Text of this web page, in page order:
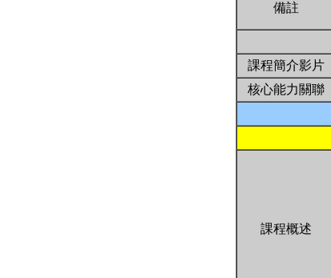
備註
課程簡介影片
核心能力關聯
課程概述